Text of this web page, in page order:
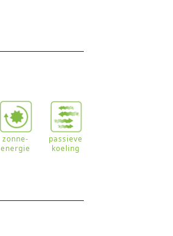
zonne-
energie
passieve
koeling